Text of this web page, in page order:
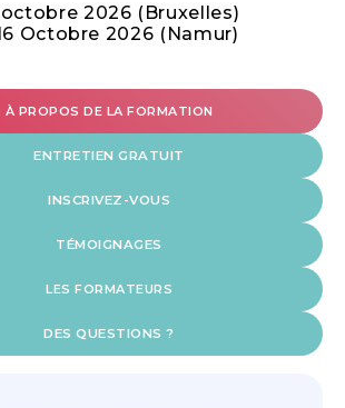
octobre 2026 (Bruxelles)
Octobre 2026 (Namur)
À PROPOS DE LA FORMATION
ENTRETIEN GRATUIT
INSCRIVEZ-VOUS
TÉMOIGNAGES
LES FORMATEURS
DES QUESTIONS ?